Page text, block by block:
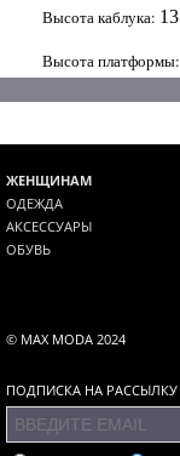
Высота каблука: 13
Высота платформы:
ЖЕНЩИНАМ
ОДЕЖДА
АКСЕССУАРЫ
ОБУВЬ
© MAX MODA 2024
ПОДПИСКА НА РАССЫЛКУ